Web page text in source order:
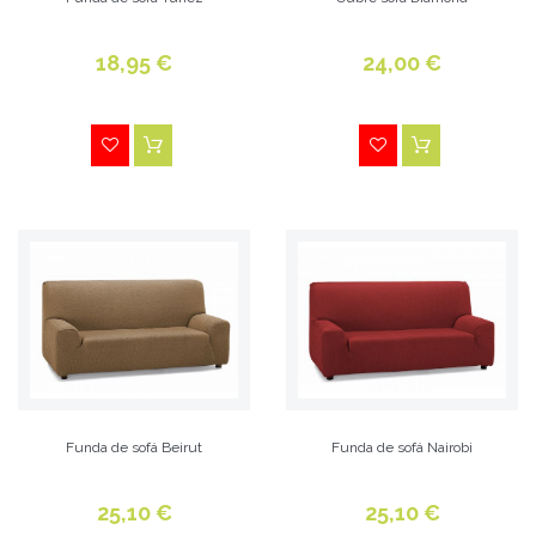
Una perfecta solución es
comprar una funda de sofá
encontrar en el mercado y que seguro se adaptaran a la
sencilla y económica que sin duda te evitará muchos
estropear el tejido.
La gran ventaja de colocar
fundas de sofáes la
posibilidad de quitarlas y lavarlas fácilmente en la
lavadora permitiendo que el sofá de la casa luzca
En Benedettahome disponemos de una amplia variedad
18,95 € 24,00 €
Funda de sofá Beirut
25,10 €
Funda de sofá Nairobi
25,10 €